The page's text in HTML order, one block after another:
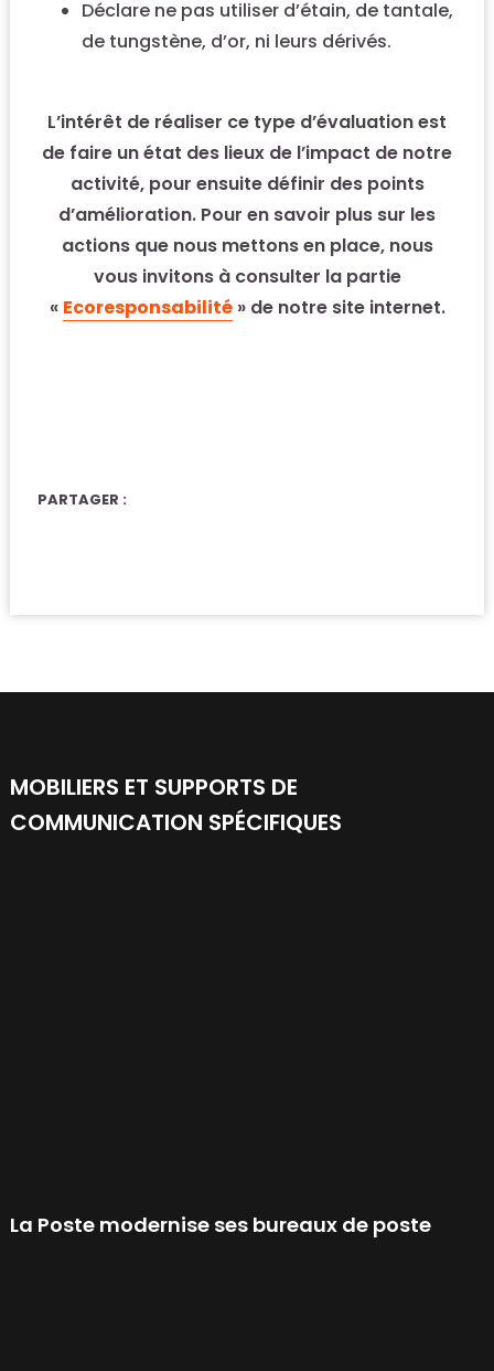
Déclare ne pas utiliser d’étain, de tantale,
de tungstène, d’or, ni leurs dérivés.
L’intérêt de réaliser ce type d’évaluation est
de faire un état des lieux de l’impact de notre
activité, pour ensuite définir des points
d’amélioration. Pour en savoir plus sur les
actions que nous mettons en place, nous
vous invitons à consulter la partie
« Ecoresponsabilité» de notre site internet.
PARTAGER :
MOBILIERS ET SUPPORTS DE
COMMUNICATION SPÉCIFIQUES
La Poste modernise ses bureaux de poste